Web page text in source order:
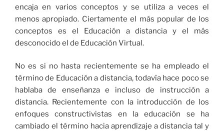
encaja en varios conceptos y se utiliza a veces el
menos apropiado. Ciertamente el más popular de los
conceptos es el Educación a distancia y el más
desconocido el de Educación Virtual.
No es si no hasta recientemente se ha empleado el
término de Educación a distancia, todavía hace poco se
hablaba de enseñanza e incluso de instrucción a
distancia. Recientemente con la introducción de los
enfoques constructivistas en la educación se ha
cambiado el término hacia aprendizaje a distancia tal y